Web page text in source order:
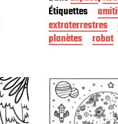
t
e
d
e
p
i
a
Étiquettes
extraterrestres
planètes
robot